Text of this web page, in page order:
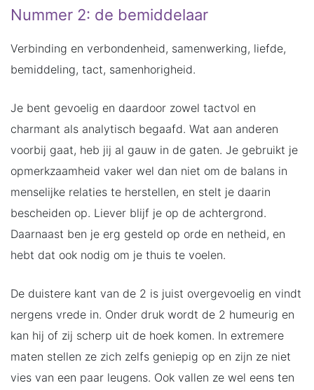
Nummer 2: de bemiddelaar
Verbinding en verbondenheid, samenwerking, liefde,
bemiddeling, tact, samenhorigheid.
Je bent gevoelig en daardoor zowel tactvol en
charmant als analytisch begaafd. Wat aan anderen
voorbij gaat, heb jij al gauw in de gaten. Je gebruikt je
opmerkzaamheid vaker wel dan niet om de balans in
menselijke relaties te herstellen, en stelt je daarin
bescheiden op. Liever blijf je op de achtergrond.
Daarnaast ben je erg gesteld op orde en netheid, en
hebt dat ook nodig om je thuis te voelen.
De duistere kant van de 2 is juist overgevoelig en vindt
nergens vrede in. Onder druk wordt de 2 humeurig en
kan hij of zij scherp uit de hoek komen. In extremere
maten stellen ze zich zelfs geniepig op en zijn ze niet
vies van een paar leugens. Ook vallen ze wel eens ten